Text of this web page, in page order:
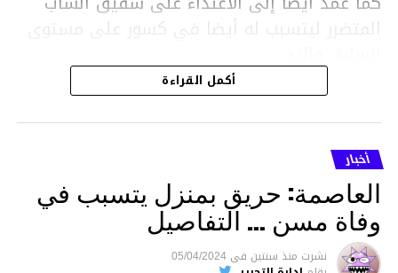
المتضرر ليتسبب له أيضا في كسور على مستوى
هذا وقد تمكن أعوان مركز الأمن الوطني بحي
هلال في توقيت قياسي من محاصرة المشتبه به
والقبض عليه وإحالته على التحقيق في خصوص
ما نُسبه إليه.
متابعة
أكمل القراءة
أخبار
العاصمة: حريق بمنزل يتسبب في
وفاة مسن … التفاصيل
نشرت منذ سنتين فى 05/04/2024